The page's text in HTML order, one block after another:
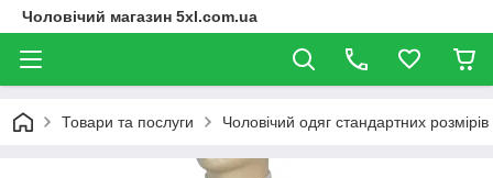
Чоловічий магазин 5xl.com.ua
Товари та послуги Чоловічий одяг стандартних розмірів